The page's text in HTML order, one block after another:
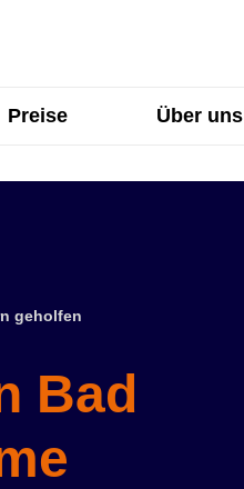
Preise Über uns
geholfen
Bad